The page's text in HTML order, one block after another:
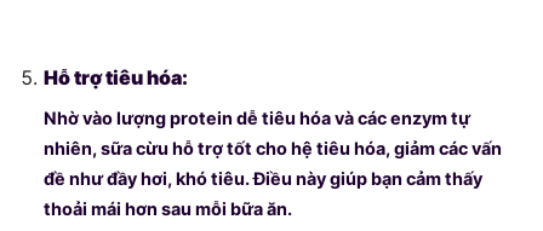
Hỗ trợ tiêu hóa:
Nhờ vào lượng protein dễ tiêu hóa và các enzym tự
nhiên, sữa cừu hỗ trợ tốt cho hệ tiêu hóa, giảm các vấn
đề như đầy hơi, khó tiêu. Điều này giúp bạn cảm thấy
thoải mái hơn sau mỗi bữa ăn.